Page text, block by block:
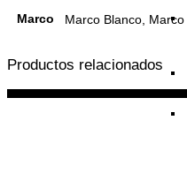
Marco Marco Blanco,
Productos relacionados